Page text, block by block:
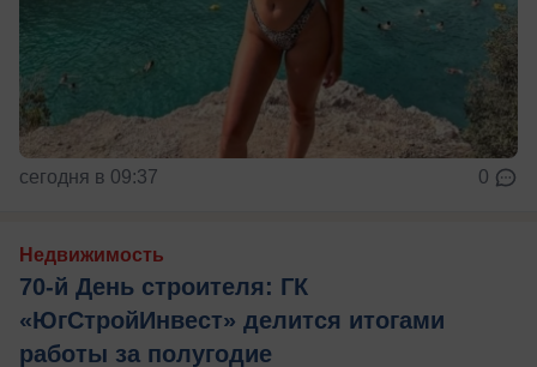
сегодня в 09:37 0
Недвижимость
70-й День строителя: ГК
«ЮгСтройИнвест» делится итогами
работы за полугодие